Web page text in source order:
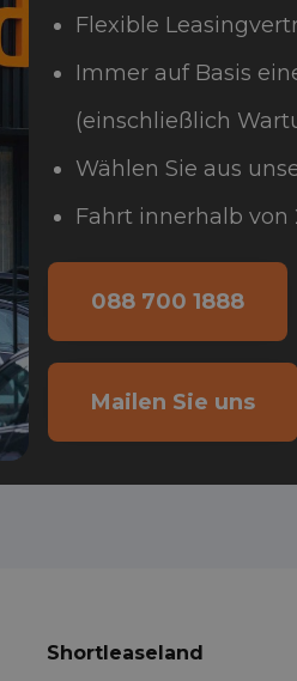
Flexible
Immer auf Basis
(einschließlich
Wählen Sie aus
Fahrt innerhalb von
088 700 1888
Mailen Sie uns
Shortleaseland